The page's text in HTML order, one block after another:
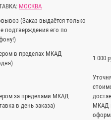
МОСКВА
(Заказ выдаётся только
подтверждения его по
в пределах МКАД
1 000
за пределами МКАД
в день заказа)
МКАД